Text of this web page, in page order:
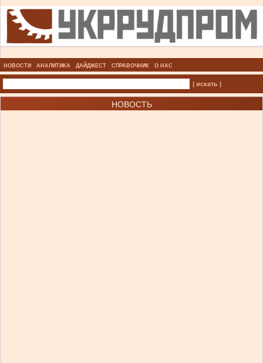
НОВОСТИ АНАЛИТИКА ДАЙДЖЕСТ СПРАВОЧНИК О НАС
| искать |
НОВОСТЬ